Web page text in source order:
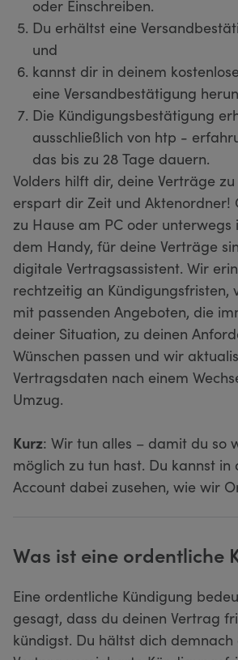
oder Einschreiben.
Du erhältst eine
und
kannst dir in deinem
eine Versandbestätigung
Die Kündigungsbestätigung
ausschließlich von htp -
das bis zu 28 Tage dauern.
Volders hilft dir, deine Verträge
erspart dir Zeit und Aktenordner!
zu Hause am PC oder
dem Handy, für deine Verträge
digitale Vertragsassistent. Wir
rechtzeitig an Kündigungsfristen,
mit passenden Angeboten, die
deiner Situation, zu deinen
Wünschen passen und wir
Vertragsdaten nach einem
Umzug.
Kurz: Wir tun alles – damit du so
möglich zu tun hast. Du kannst in
Account dabei zusehen, wie wir
Was ist eine ordentliche
Eine ordentliche Kündigung
gesagt, dass du deinen Vertrag
kündigst. Du hältst dich